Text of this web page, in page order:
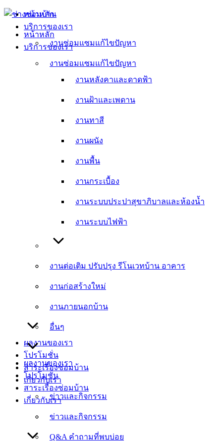
Skip
content
หน้าหลัก
บริการของเรา
งานซ่อมแซมแก้ไขปัญหา
งานหลังคาและดาดฟ้า
งานฝ้าและเพดาน
งานทาสี
งานผนัง
งานพื้น
งานกระเบื้อง
งานระบบประปาสุขาภิบาลและห้องน้ำ
งานระบบไฟฟ้า
งานต่อเติม ปรับปรุง รีโนเวทบ้าน อาคาร
งานก่อสร้างใหม่
งานภายนอกบ้าน
อื่นๆ
ผลงานของเรา
โปรโมชั่น
สาระเรื่องซ่อมบ้าน
เกี่ยวกับเรา
ข่าวและกิจกรรม
Q&A คำถามที่พบบ่อย
หน้าหลัก
บริการของเรา
งานซ่อมแซมแก้ไขปัญหา
งานหลังคาและดาดฟ้า
งานฝ้าและเพดาน
งานทาสี
งานผนัง
งานพื้น
งานกระเบื้อง
งานระบบประปาสุขาภิบาลและห้องน้ำ
งานระบบไฟฟ้า
งานต่อเติม ปรับปรุง รีโนเวทบ้าน อาคาร
งานก่อสร้างใหม่
งานภายนอกบ้าน
อื่นๆ
ผลงานของเรา
โปรโมชั่น
สาระเรื่องซ่อมบ้าน
เกี่ยวกับเรา
ข่าวและกิจกรรม
Q&A คำถามที่พบบ่อย